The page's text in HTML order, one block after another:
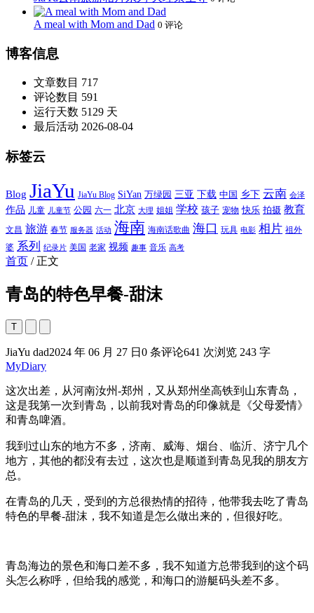
A meal with Mom and Dad 0 评论
博客信息
文章数目 717
评论数目 591
运行天数 5129 天
最后活动 2026-08-04
标签云
Blog JiaYu JiaYu Blog SiYan 万绿园 三亚 下载 中国 乡下 云南 会泽
作品 儿童 儿童节 公园 六一 北京 大理 姐姐 学校 孩子 宠物 快乐 拍摄 教育
文昌 旅游 春节 服务器 活动 海南 海南话歌曲 海口 玩具 电影 相片 祖外
婆 系列 纪录片 美国 老家 视频 趣事 音乐 高考
首页 / 正文
青岛的特色早餐-甜沫
T
JiaYu dad2024 年 06 月 27 日 0 条评论641 次浏览 243 字
MyDiary
这次出差，从河南汝州-郑州，又从郑州坐高铁到山东青岛，
这是我第一次到青岛，以前我对青岛的印像就是《父母爱情》
和青岛啤酒。
我到过山东的地方不多，济南、威海、烟台、临沂、济宁几个
地方，其他的都没有去过，这次也是顺道到青岛见我的朋友方
总。
在青岛的几天，受到的方总很热情的招待，他带我去吃了青岛
特色的早餐-甜沫，我不知道是怎么做出来的，但很好吃。
青岛海边的景色和海口差不多，我不知道方总带我到的这个码
头怎么称呼，但给我的感觉，和海口的游艇码头差不多。